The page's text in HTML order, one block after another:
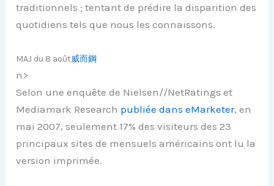
traditionnels ; tentant de prédire la disparition des
quotidiens tels que nous les connaissons.
MAJ du 8 août威而鋼
n>
Selon une enquête de Nielsen//NetRatings et
Mediamark Research publiée dans eMarketer, en
mai 2007, seulement 17% des visiteurs des 23
principaux sites de mensuels américains ont lu la
version imprimée.